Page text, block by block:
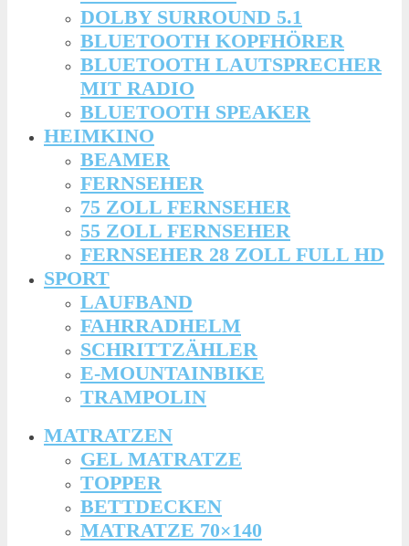
DOLBY SURROUND 5.1
BLUETOOTH KOPFHÖRER
BLUETOOTH LAUTSPRECHER
MIT RADIO
BLUETOOTH SPEAKER
HEIMKINO
BEAMER
FERNSEHER
75 ZOLL FERNSEHER
55 ZOLL FERNSEHER
FERNSEHER 28 ZOLL FULL HD
SPORT
LAUFBAND
FAHRRADHELM
SCHRITTZÄHLER
E-MOUNTAINBIKE
TRAMPOLIN
MATRATZEN
GEL MATRATZE
TOPPER
BETTDECKEN
MATRATZE 70×140